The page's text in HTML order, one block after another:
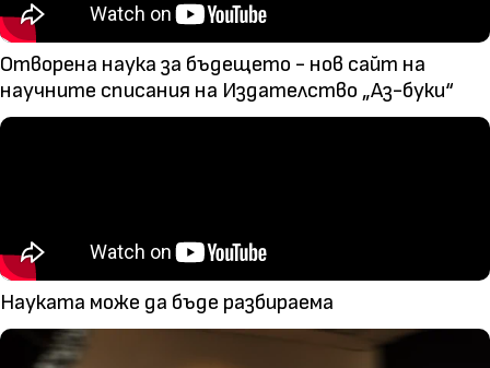
Отворена наука за бъдещето - нов сайт на
научните списания на Издателство „Аз-буки“
Науката може да бъде разбираема